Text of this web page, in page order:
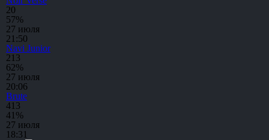
20
57%
27 июля
21:50
Navi Junior
213
62%
27 июля
20:06
Brute
413
41%
27 июля
18:31